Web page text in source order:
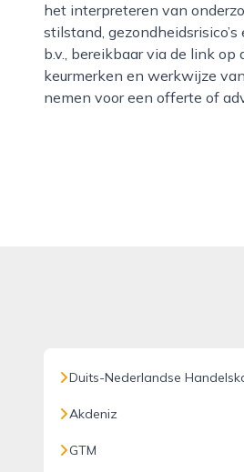
het interpreteren van
stilstand,
b.v., bereikbaar via de link
keurmerken en werkwijze
nemen voor een offerte of
Duits-Nederlandse
Akdeniz
GTM